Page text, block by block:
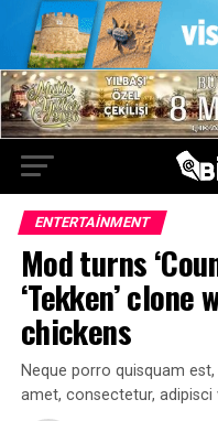
ENTERTAINMENT
Mod turns
‘Tekken’
chickens
Neque porro quisquam
amet, consectetur, adipisci